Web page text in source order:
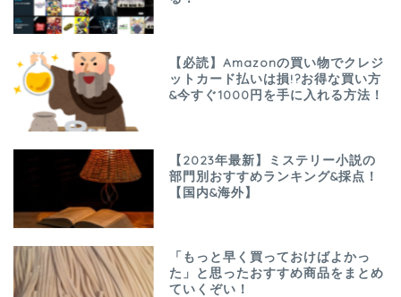
【必読】Amazonの買い物でクレジ
ットカード払いは損!?お得な買い方
&今すぐ1000円を手に入れる方法！
【2023年最新】ミステリー小説の
部門別おすすめランキング&採点！
【国内&海外】
「もっと早く買っておけばよかっ
た」と思ったおすすめ商品をまとめ
ていくぞい！